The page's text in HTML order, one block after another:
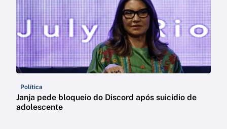
Política
Janja pede bloqueio do Discord após suicídio de
adolescente